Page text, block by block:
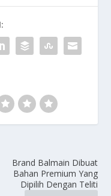
Brand Balmain Dibuat
Bahan Premium Yang
Dipilih Dengan Teliti